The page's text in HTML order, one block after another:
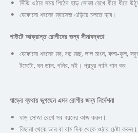
সিঁড়ি ওঠার সময় পিঠের হাড় সোজা রেখে ধীরে ধীরে
যেকোনো ধরনের ম্যাসেজ এড়িয়ে চলতে হবে।
গাউটে আক্রান্ত রোগীদের জন্য সীমাবদ্ধতা
যেকোনো ধরনের মদ, বড় মাছ, লাল মাংস, কলা-ফুল,
টমেটো, ঘন ডাল, পনির, দই। প্রচুর পানি পান কর
ঘাড়ের ব্যথায় ভুগছেন এমন রোগীর জন্য নির্দেশনা
ঘাড় সোজা রেখে সব ধরনের কাজ করুন।
বিছানা থেকে ডান বা বাম দিক থেকে ওঠার চেষ্টা করুন।